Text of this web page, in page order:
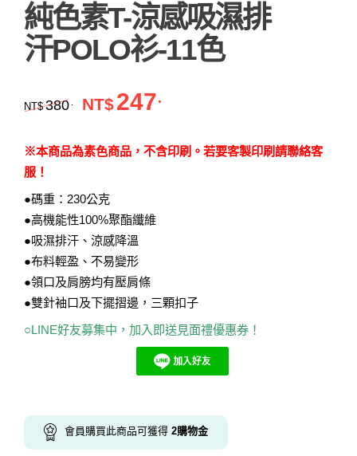
純色素T-涼感吸濕排
汗POLO衫-11色
NT$ 380 . 原始價格：NT$380.。
NT$247.
※本商品為素色商品，不含印刷。若要客製印刷請聯絡客
服！
●碼重：230公克
●高機能性100%聚酯纖維
●吸濕排汗、涼感降溫
●布料輕盈、不易變形
●領口及肩膀均有壓肩條
●雙針袖口及下擺摺邊，三顆扣子
○LINE好友募集中，加入即送見面禮優惠券！
會員購買此商品可獲得 2購物金